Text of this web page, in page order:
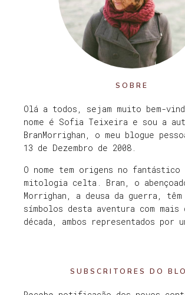
SOBRE
Olá a todos, sejam muito bem-
nome é Sofia Teixeira e sou a
BranMorrighan, o meu blogue
13 de Dezembro de 2008.
O nome tem origens no fantástico
mitologia celta. Bran, o
Morrighan, a deusa da guerra,
símbolos desta aventura com mais
década, ambos representados por
SUBSCRITORES DO